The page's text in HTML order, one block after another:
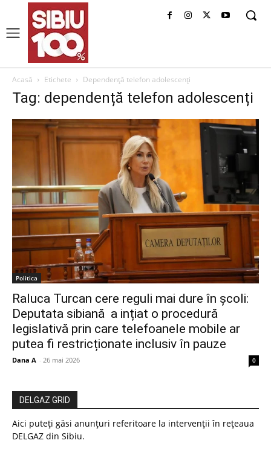
Acasă Etichete Dependență telefon adolescenți
Tag: dependență telefon adolescenți
Politica
Raluca Turcan cere reguli mai dure în școli:
Deputata sibiană a ințiat o procedură
legislativă prin care telefoanele mobile ar
putea fi restricționate inclusiv în pauze
Dana A - 26 mai 2026 0
DELGAZ GRID
Aici puteți găsi anunțuri referitoare la intervenții în rețeaua
DELGAZ din Sibiu.